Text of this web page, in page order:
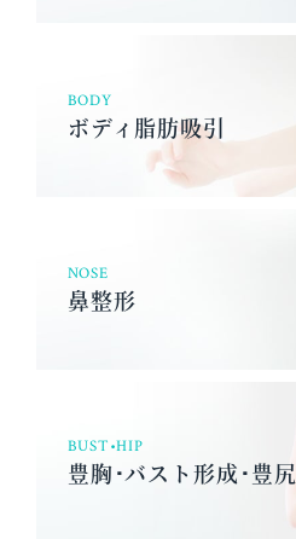
BODY
ボディ脂肪吸引
NOSE
鼻整形
BUST•HIP
豊胸･バスト形成･豊尻